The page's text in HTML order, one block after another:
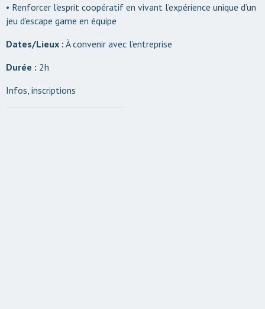
• Renforcer l’esprit coopératif en vivant l’expérience unique d’un
jeu d’escape game en équipe
Dates/Lieux : À convenir avec l’entreprise
Durée : 2h
Infos, inscriptions